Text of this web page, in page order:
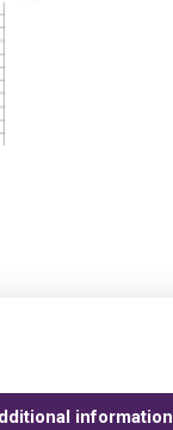
information